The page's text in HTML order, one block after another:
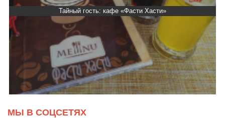
Тайный гость: кафе «Автограф»
МЫ В СОЦСЕТЯХ